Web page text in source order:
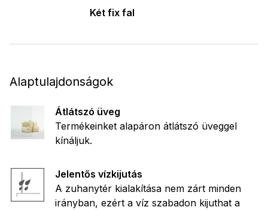
Két fix fal
Alaptulajdonságok
Átlátszó üveg
Termékeinket alapáron átlátszó üveggel
kínáljuk.
Jelentős vízkijutás
A zuhanytér kialakítása nem zárt minden
irányban, ezért a víz szabadon kijuthat a